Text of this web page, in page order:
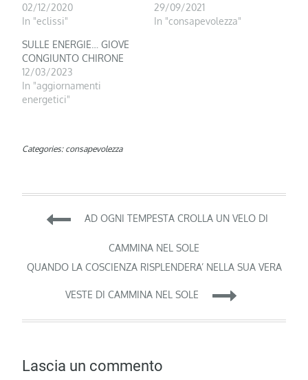
02/12/2020
In "eclissi"
29/09/2021
In "consapevolezza"
SULLE ENERGIE… GIOVE
CONGIUNTO CHIRONE
12/03/2023
In "aggiornamenti
energetici"
Categories: consapevolezza
Navigazione
articoli
AD OGNI TEMPESTA CROLLA UN VELO DI
CAMMINA NEL SOLE
QUANDO LA COSCIENZA RISPLENDERA’ NELLA SUA VERA
VESTE DI CAMMINA NEL SOLE
Lascia un commento